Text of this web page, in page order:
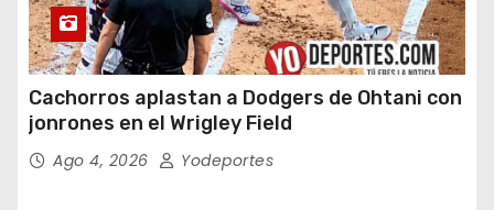
Cachorros aplastan a Dodgers de Ohtani con
jonrones en el Wrigley Field
Ago 4, 2026 Yodeportes